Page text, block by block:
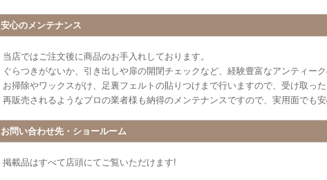
安心のメンテナンス
当店ではご注文後に商品のお手入れしております。
ぐらつきがないか、引き出しや扉の開閉チェックなど、経験豊富なアンティー
お掃除やワックスがけ、足裏フェルトの貼りつけまで行いますので、受け取っ
再販売されるようなプロの業者様も納得のメンテナンスですので、実用面でも
お問い合わせ先・ショールーム
掲載品はすべて店頭にてご覧いただけます!